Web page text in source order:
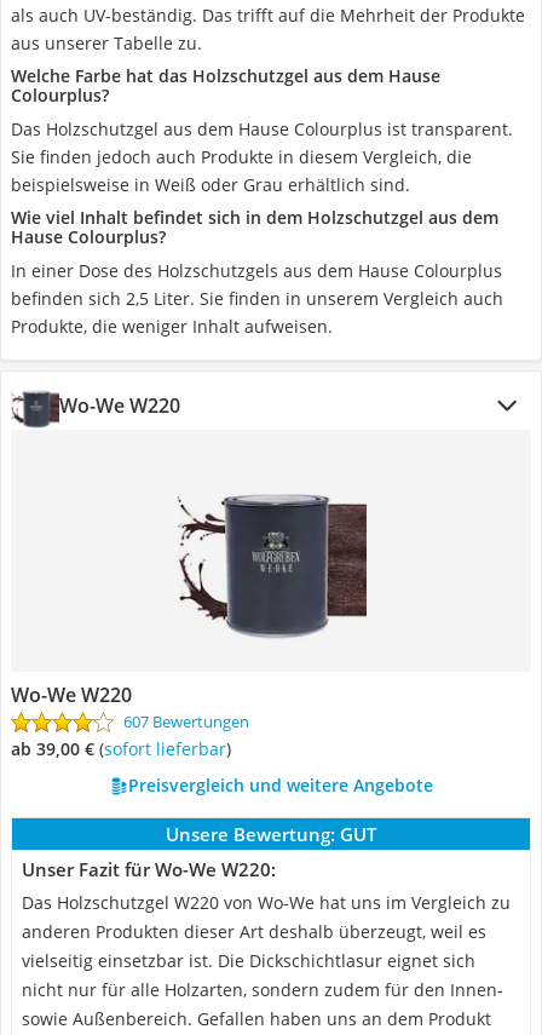
als auch UV-beständig. Das trifft auf die Mehrheit der Produkte
aus unserer Tabelle zu.
Welche Farbe hat das Holzschutzgel aus dem Hause
Colourplus?
Das Holzschutzgel aus dem Hause Colourplus ist transparent.
Sie finden jedoch auch Produkte in diesem Vergleich, die
beispielsweise in Weiß oder Grau erhältlich sind.
Wie viel Inhalt befindet sich in dem Holzschutzgel aus dem
Hause Colourplus?
In einer Dose des Holzschutzgels aus dem Hause Colourplus
befinden sich 2,5 Liter. Sie finden in unserem Vergleich auch
Produkte, die weniger Inhalt aufweisen.
Wo-We W220
Wo-We W220
607 Bewertungen
ab 39,00 € ( Sofort lieferbar)
Preisvergleich und weitere Angebote
Unsere Bewertung: GUT
Unser Fazit für Wo-We W220:
Das Holzschutzgel W220 von Wo-We hat uns im Vergleich zu
anderen Produkten dieser Art deshalb überzeugt, weil es
vielseitig einsetzbar ist. Die Dickschichtlasur eignet sich
nicht nur für alle Holzarten, sondern zudem für den Innen-
sowie Außenbereich. Gefallen haben uns an dem Produkt